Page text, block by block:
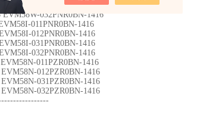
EVM58W-031PNR0BN-1416
032PNR0BN-1416
011PNR0BN-1416
012PNR0BN-1416
031PNR0BN-1416
032PNR0BN-1416
011PZR0BN-1416
012PZR0BN-1416
031PZR0BN-1416
032PZR0BN-1416